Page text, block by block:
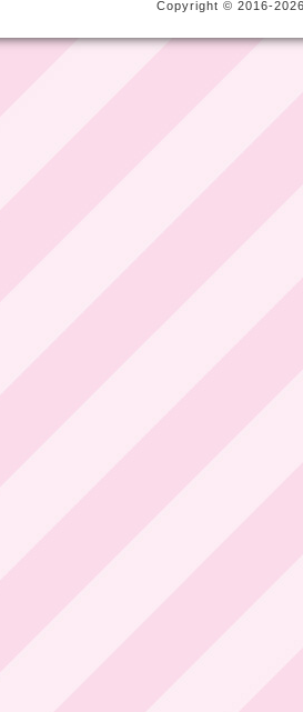
Copyright © 2016-